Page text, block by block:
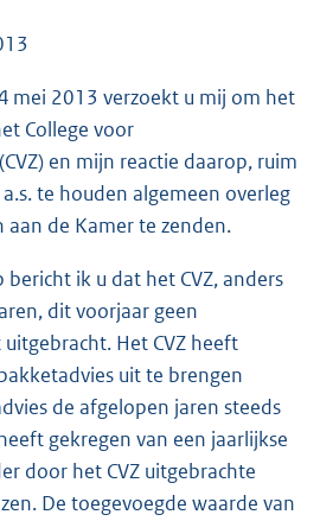
mei 2013 verzoekt u mij om het
College voor
en mijn reactie daarop, ruim
te houden algemeen overleg
aan de Kamer te zenden.
ik u dat het CVZ, anders
dit voorjaar geen
Het CVZ heeft
uit te brengen
de afgelopen jaren steeds
gekregen van een jaarlijkse
door het CVZ uitgebrachte
De toegevoegde waarde van